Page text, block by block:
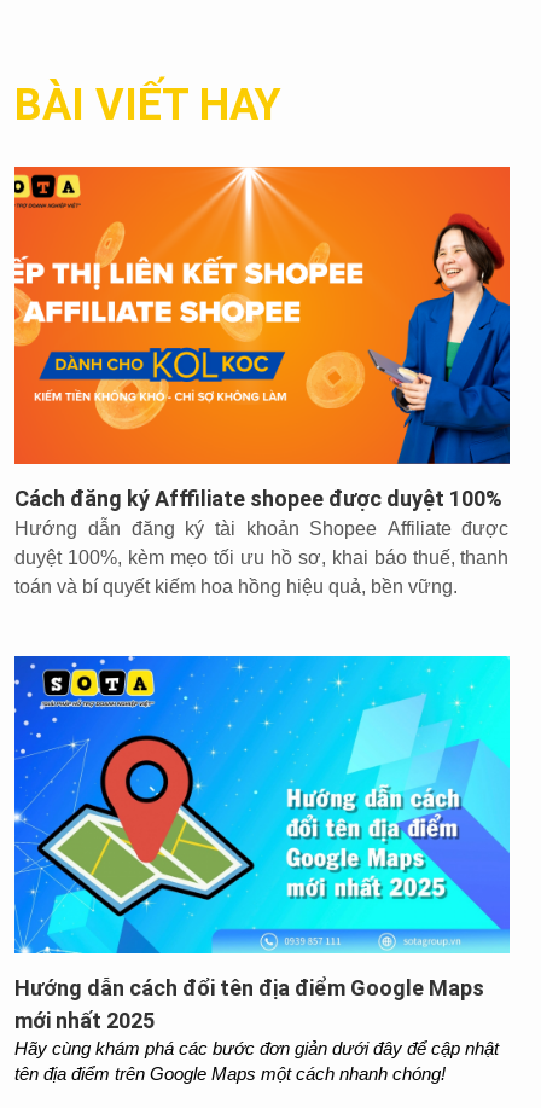
BÀI VIẾT HAY
Cách đăng ký Afffiliate shopee được duyệt 100%
Hướng dẫn đăng ký tài khoản Shopee Affiliate được
duyệt 100%, kèm mẹo tối ưu hồ sơ, khai báo thuế, thanh
toán và bí quyết kiếm hoa hồng hiệu quả, bền vững.
Hướng dẫn cách đổi tên địa điểm Google Maps
mới nhất 2025
Hãy cùng khám phá các bước đơn giản dưới đây để cập nhật
tên địa điểm trên Google Maps một cách nhanh chóng!